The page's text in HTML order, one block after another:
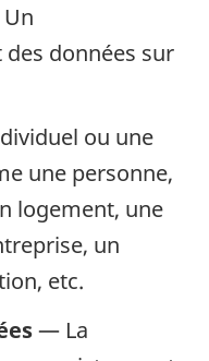
données sur
ou une
une personne,
logement, une
un
etc.
— La